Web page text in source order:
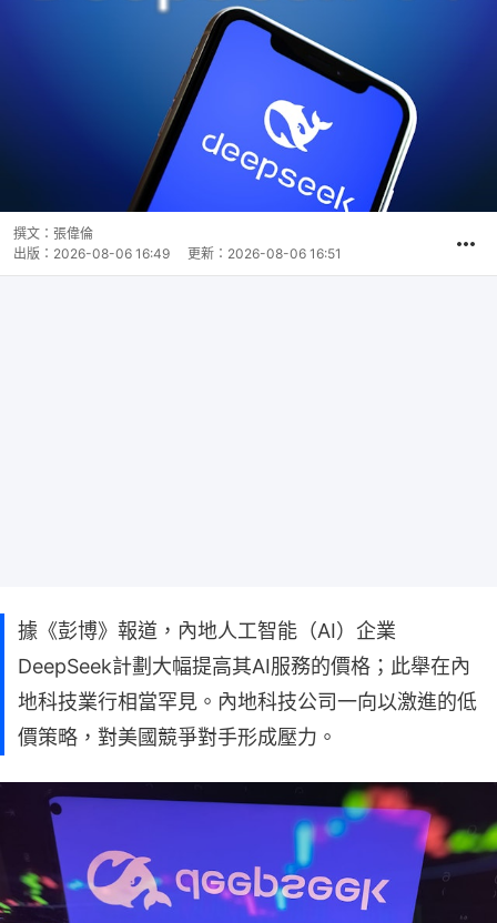
撰文： 張偉倫
出版： 2026-08-06 16:49 更新： 2026-08-06 16:51
據《彭博》報道，內地人工智能（AI）企業
DeepSeek計劃大幅提高其AI服務的價格；此舉在內
地科技業行相當罕見。內地科技公司一向以激進的低
價策略，對美國競爭對手形成壓力。